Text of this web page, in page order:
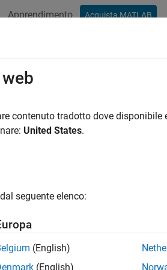
Apprendimento Acquista MATLAB
di questa pagina non è
si dispone di codice esterno, codice
esterni o altri tipi, utilizzare
a una libreria C esterna,
contenuto tradotto dove disponibile
United States.
seguente elenco:
(English)
(English)